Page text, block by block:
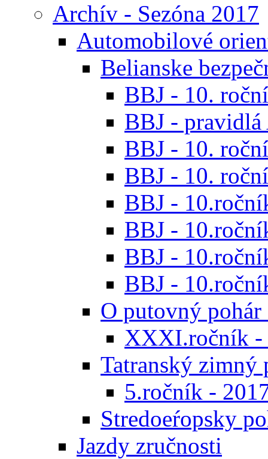
Archív - Sezóna 2017
Automobilové
Belianske
BBJ - 10.
BBJ - pravidlá
BBJ - 10.
BBJ - 10.
BBJ -
BBJ -
BBJ -
BBJ -
O putovný
XXXI.ročník -
Tatranský zimný
5.ročník -
Stredoeŕopsky
Jazdy zručnosti